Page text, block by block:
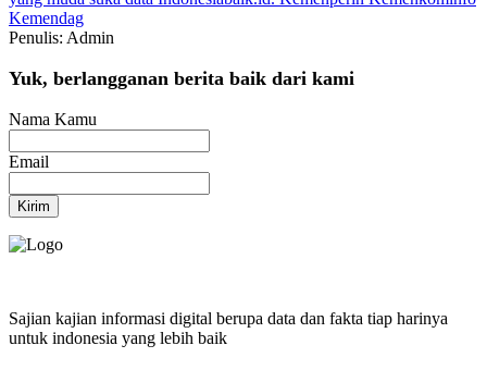
Kemendag
Penulis: Admin
Yuk, berlangganan berita baik dari kami
Nama Kamu
Email
Kirim
Sajian kajian informasi digital berupa data dan fakta tiap harinya
untuk indonesia yang lebih baik